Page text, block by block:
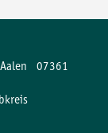
07361